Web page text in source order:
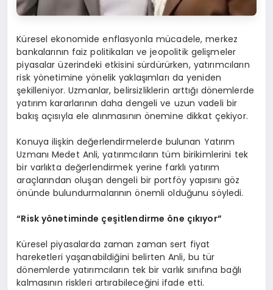
Küresel ekonomide enflasyonla mücadele, merkez
bankalarının faiz politikaları ve jeopolitik gelişmeler
piyasalar üzerindeki etkisini sürdürürken, yatırımcıların
risk yönetimine yönelik yaklaşımları da yeniden
şekilleniyor. Uzmanlar, belirsizliklerin arttığı dönemlerde
yatırım kararlarının daha dengeli ve uzun vadeli bir
bakış açısıyla ele alınmasının önemine dikkat çekiyor.
Konuya ilişkin değerlendirmelerde bulunan Yatırım
Uzmanı Medet Anli, yatırımcıların tüm birikimlerini tek
bir varlıkta değerlendirmek yerine farklı yatırım
araçlarından oluşan dengeli bir portföy yapısını göz
önünde bulundurmalarının önemli olduğunu söyledi.
“Risk yönetiminde çeşitlendirme öne çıkıyor”
Küresel piyasalarda zaman zaman sert fiyat
hareketleri yaşanabildiğini belirten Anli, bu tür
dönemlerde yatırımcıların tek bir varlık sınıfına bağlı
kalmasının riskleri artırabileceğini ifade etti.